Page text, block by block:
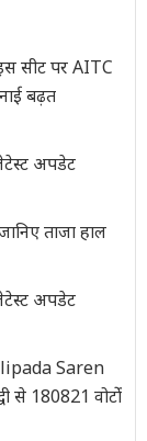
सीट पर AITC
बढ़त
अपडेट
ताजा हाल
अपडेट
Saren
से 180821 वोटोंं